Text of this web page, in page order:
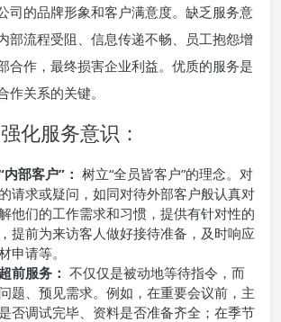
司的品牌形象和客户满意度。缺乏服务意
部流程受阻、信息传递不畅、员工抱怨增
合作，最终损害企业利益。优质的服务是
作关系的关键。
化服务意识：
部客户”： 树立“全员皆客户”的理念。对
请求或疑问，如同对待外部客户般认真对
他们的工作需求和习惯，提供有针对性的
提前为来访客人做好接待准备，及时响应
申请等。
前服务： 不仅仅是被动地等待指令，而
题、预见需求。例如，在重要会议前，主
否调试完毕、资料是否准备齐全；在季节